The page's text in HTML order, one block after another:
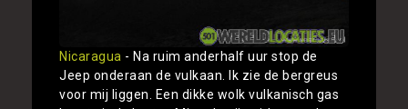
Nicaragua - Na ruim anderhalf uur stop de
Jeep onderaan de vulkaan. Ik zie de bergreus
voor mij liggen. Een dikke wolk vulkanisch gas